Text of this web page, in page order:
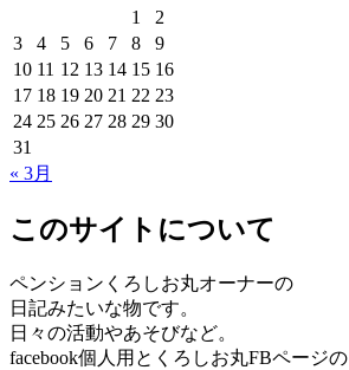
り
1
2
3
4 5 6 7 8
9
10 11 12 13 14 15 16
17 18 19 20 21 22 23
24 25 26 27 28 29 30
31
« 3月
このサイトについて
ペンションくろしお丸オーナーの
日記みたいな物です。
日々の活動やあそびなど。
facebook個人用とくろしお丸FBページの